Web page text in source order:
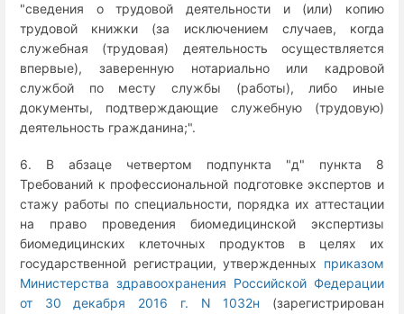
"сведения о трудовой деятельности и (или) копию
трудовой книжки (за исключением случаев, когда
служебная (трудовая) деятельность осуществляется
впервые), заверенную нотариально или кадровой
службой по месту службы (работы), либо иные
документы, подтверждающие служебную (трудовую)
деятельность гражданина;".
6. В абзаце четвертом подпункта "д" пункта 8
Требований к профессиональной подготовке экспертов и
стажу работы по специальности, порядка их аттестации
на право проведения биомедицинской экспертизы
биомедицинских клеточных продуктов в целях их
государственной регистрации, утвержденных приказом
Министерства здравоохранения Российской Федерации
от 30 декабря 2016 г. N 1032н (зарегистрирован